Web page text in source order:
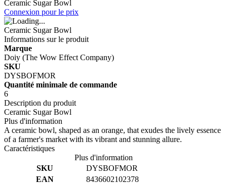
Ceramic Sugar Bowl
Connexion pour le prix
Ceramic Sugar Bowl
Informations sur le produit
Marque
Doiy (The Wow Effect Company)
SKU
DYSBOFMOR
Quantité minimale de commande
6
Description du produit
Ceramic Sugar Bowl
Plus d'information
A ceramic bowl, shaped as an orange, that exudes the lively essence
of a farmer's market with its vibrant and stunning allure.
Caractéristiques
Plus d'information
SKU
DYSBOFMOR
EAN
8436602102378